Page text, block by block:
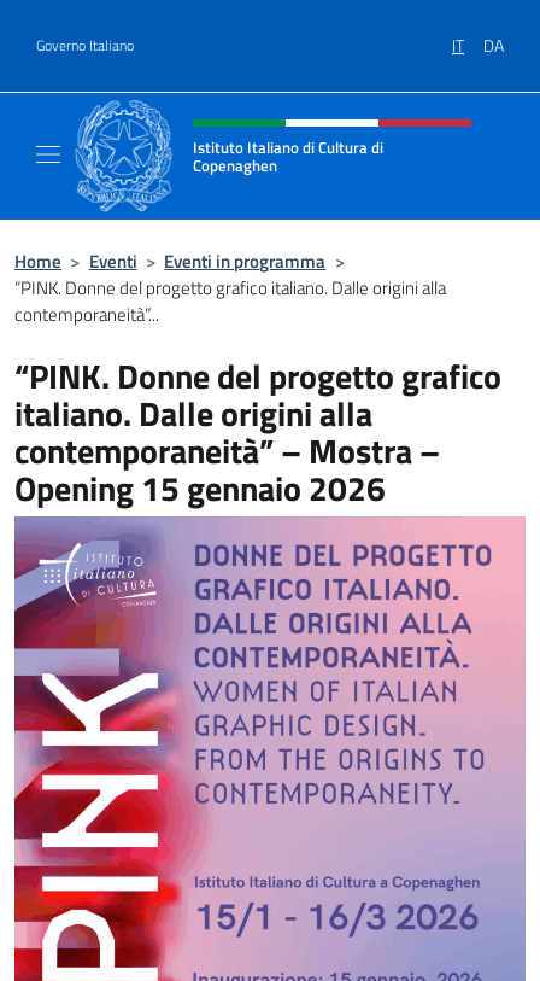
Governo Italiano IT DA
Intestazione sito, social e menù
Istituto Italiano di Cultura di
Copenaghen
Home > Eventi > Eventi in programma >
“PINK. Donne del progetto grafico italiano. Dalle origini alla
contemporaneità”...
“PINK. Donne del progetto grafico
italiano. Dalle origini alla
contemporaneità” – Mostra –
Opening 15 gennaio 2026